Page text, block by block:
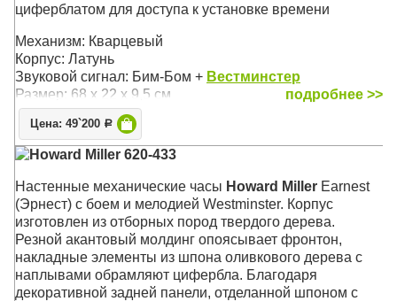
циферблатом для доступа к установке времени
Механизм: Кварцевый
Корпус: Латунь
Звуковой сигнал: Бим-Бом + Вестминстер
Размер: 68 х 22 х 9,5 см
подробнее >>
Цена: 49`200 Р
Howard Miller 620-433
Настенные механические часы Howard Miller Earnest
(Эрнест) с боем и мелодией Westminster. Корпус
изготовлен из отборных пород твердого дерева.
Резной акантовый молдинг опоясывает фронтон,
накладные элементы из шпона оливкового дерева с
наплывами обрамляют цифербла. Благодаря
декоративной задней панели, отделанной шпоном с